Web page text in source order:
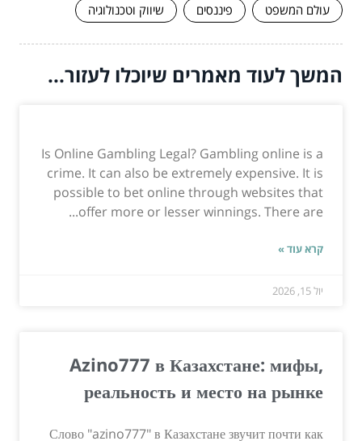
עולם המשפט
פיננסים שיווק וטכנולוגיה
המשך לעוד מאמרים שיוכלו לעזור...
Is Online Gambling Legal? Gambling online is a
crime. It can also be extremely expensive. It is
possible to bet online through websites that
offer more or lesser winnings. There are...
קרא עוד »
יול 15, 2026
Azino777 в Казахстане: мифы,
реальность и место на рынке
Слово "azino777" в Казахстане звучит почти как